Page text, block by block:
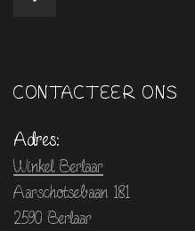
CONTACTEER ONS
Adres:
Winkel Berlaar
Aarschotsebaan 181
2590 Berlaar